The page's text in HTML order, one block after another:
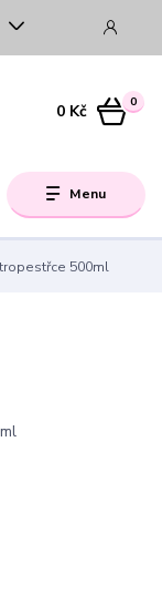
Menu
0
0 Kč
500ml